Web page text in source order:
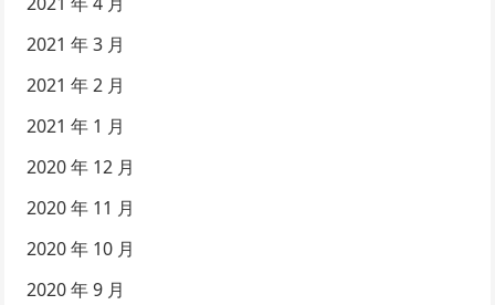
2021 年 3 月
2021 年 2 月
2021 年 1 月
2020 年 12 月
2020 年 11 月
2020 年 10 月
2020 年 9 月